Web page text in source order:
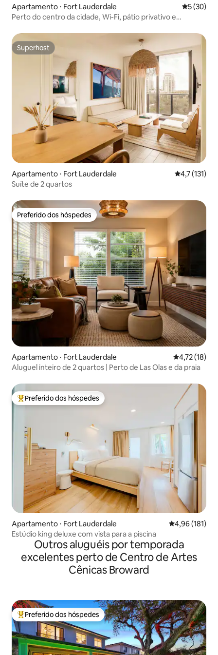
Apartamento ⋅ Fort Lauderdale 5 de uma
5 (30)
Perto do centro da cidade, Wi-Fi, pátio privativo e
Superhost
Superhost
Apartamento ⋅ Fort Lauderdale 4,7 de uma
4,7 (131)
Suíte de 2 quartos
Preferido dos hóspedes
Preferido dos hóspedes
Apartamento ⋅ Fort Lauderdale 4,72 de uma
4,72 (18)
Aluguel inteiro de 2 quartos | Perto de Las Olas e da praia
Entre os melhores preferidos dos hóspedes
Preferido dos hóspedes
Apartamento ⋅ Fort Lauderdale 4,96 de uma
4,96 (181)
Estúdio king deluxe com vista para a piscina
Outros aluguéis por temporada
excelentes perto de Centro de Artes
Cênicas Broward
Entre os melhores preferidos dos hóspedes
Preferido dos hóspedes